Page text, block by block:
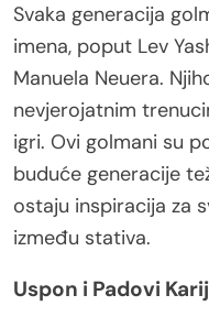
Svaka generacija
imena, poput Lev
Manuela Neuera.
nevjerojatnim
igri. Ovi golmani su
buduće generacije
ostaju inspiracija za
između stativa.
Uspon i Padovi